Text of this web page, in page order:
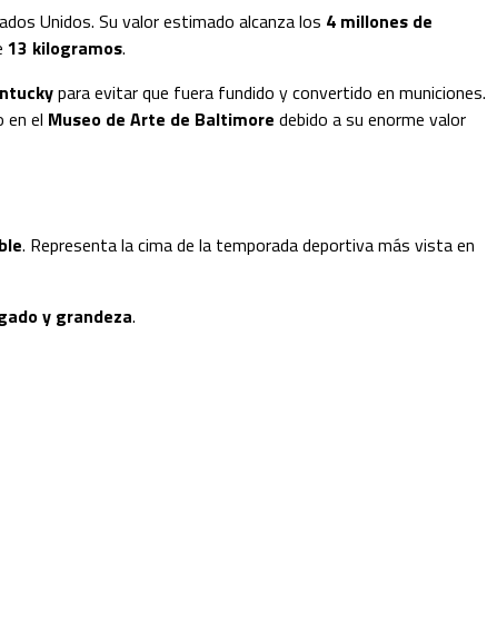
Unidos. Su valor estimado alcanza los 4 millones de
13 kilogramos.
para evitar que fuera fundido y convertido en municiones.
en el Museo de Arte de Baltimore debido a su enorme valor
. Representa la cima de la temporada deportiva más vista en
y grandeza.